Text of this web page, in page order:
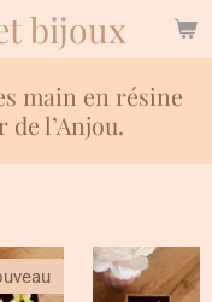
bijoux
main en résine
l’Anjou.